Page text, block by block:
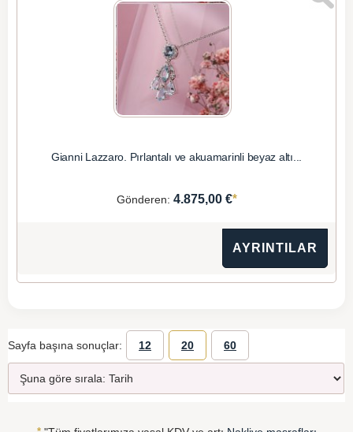
Gianni Lazzaro. Pırlantalı ve akuamarinli beyaz altı...
Gönderen: 4.875,00 €*
AYRINTILAR
Sayfa başına sonuçlar: 12 20 60